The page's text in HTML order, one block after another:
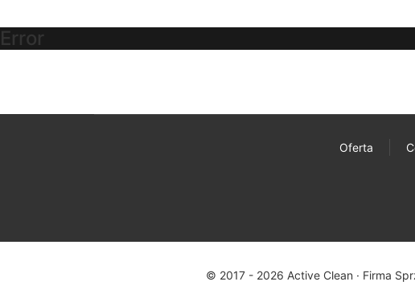
Error
Oferta
© 2017 - 2026 Active Clean · Firma